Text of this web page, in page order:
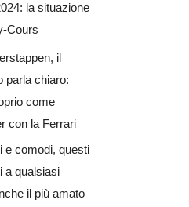
la situazione
Cours
il
parla chiaro:
come
con la Ferrari
e comodi, questi
a qualsiasi
il più amato